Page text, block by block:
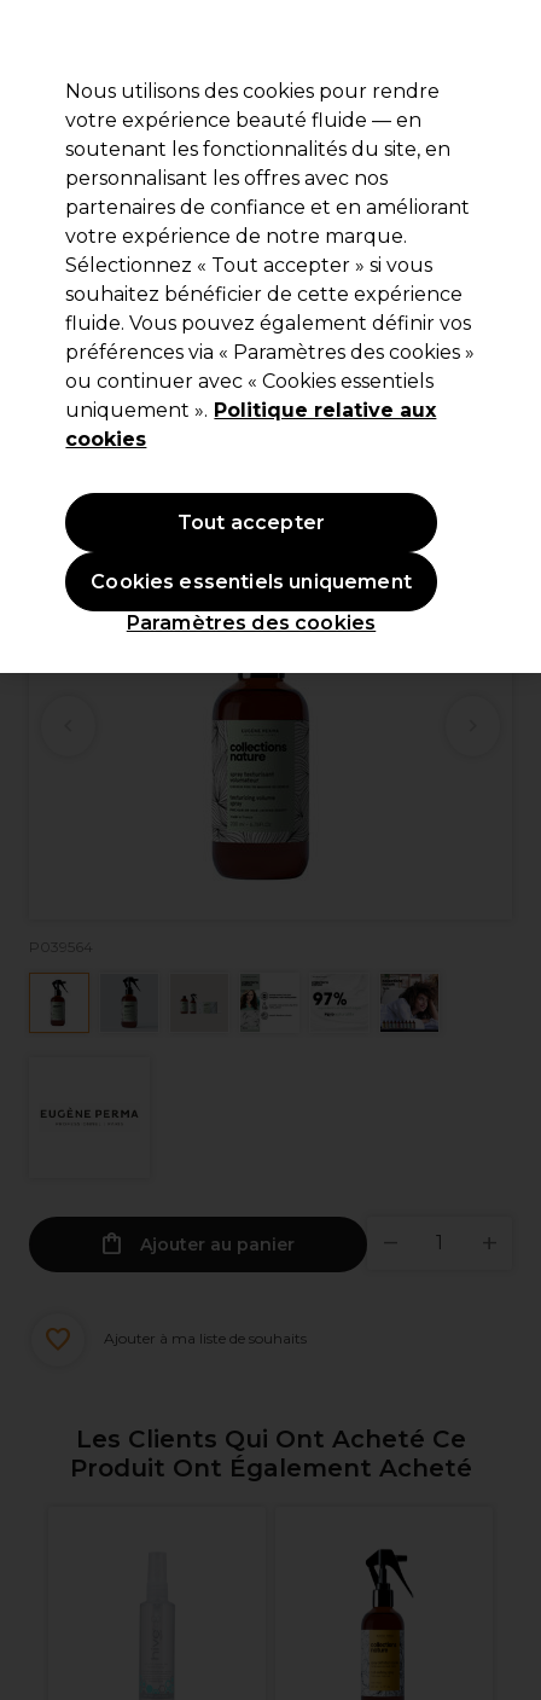
Se connecter
Marques Bons plans Coiffure Electro et Matériel
Livraison et délais
lire la suite
Eugène Perma Professionnel
Eugène Perma Collections Nature
Spray Texturisant Volumateur 200ml
(0)
16,45 €Hors TVA
P039564
Ajouter au panier
Ajouter à ma liste de souhaits
Les Clients Qui Ont Acheté Ce
Produit Ont Également Acheté
Nous utilisons des cookies pour rendre
votre expérience beauté fluide — en
soutenant les fonctionnalités du site, en
personnalisant les offres avec nos
partenaires de confiance et en améliorant
votre expérience de notre marque.
Sélectionnez « Tout accepter » si vous
souhaitez bénéficier de cette expérience
fluide. Vous pouvez également définir vos
préférences via « Paramètres des cookies »
ou continuer avec « Cookies essentiels
uniquement ». Politique relative aux
cookies
Paramètres des cookies
Cookies essentiels uniquement
Tout accepter